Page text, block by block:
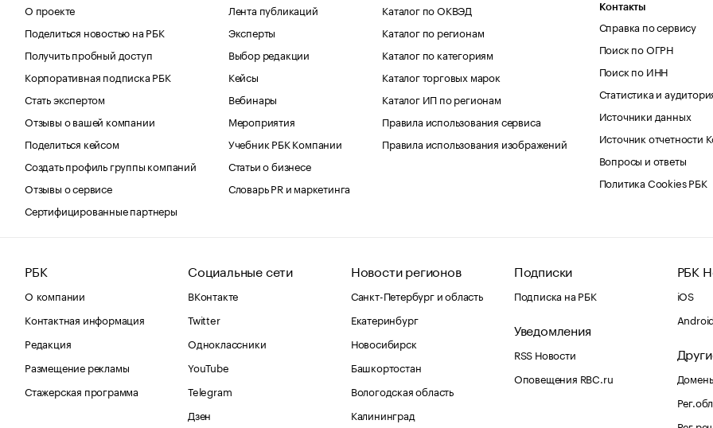
О проекте
Поделиться новостью на РБК
Получить пробный доступ
Корпоративная подписка РБК
Стать экспертом
Отзывы о вашей компании
Поделиться кейсом
Создать профиль группы компаний
Отзывы о сервисе
Сертифицированные партнеры
Лента публикаций
Эксперты
Выбор редакции
Кейсы
Вебинары
Мероприятия
Учебник РБК Компании
Статьи о бизнесе
Словарь PR и маркетинга
Каталог по ОКВЭД
Каталог по регионам
Каталог по категориям
Каталог торговых марок
Каталог ИП по регионам
Правила использования сервиса
Правила использования изображений
Контакты
Справка по сервису
Поиск по ОГРН
Поиск по ИНН
Статистика и
Источники данных
Источник отчетности
Вопросы и ответы
Политика Cookies РБК
РБК
О компании
Контактная информация
Редакция
Размещение рекламы
Стажерская программа
Социальные сети
ВКонтакте
Twitter
Одноклассники
YouTube
Telegram
Дзен
Новости регионов
Санкт-Петербург и область
Екатеринбург
Новосибирск
Башкортостан
Вологодская область
Калининград
Подписки
Подписка на РБК
Уведомления
RSS Новости
Оповещения RBC.ru
РБК
iOS